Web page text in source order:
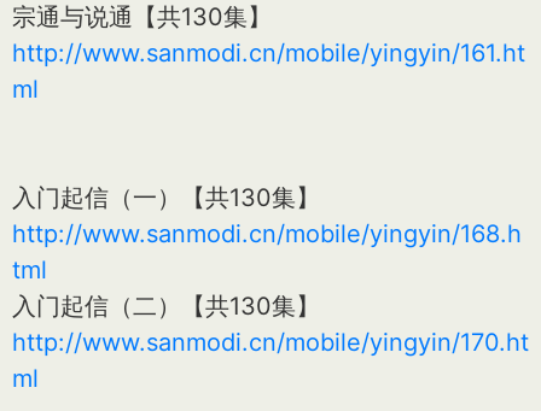
宗通与说通【共130集】
http://www.sanmodi.cn/mobile/yingyin/161.ht
ml
入门起信（一）【共130集】
http://www.sanmodi.cn/mobile/yingyin/168.h
tml
入门起信（二）【共130集】
http://www.sanmodi.cn/mobile/yingyin/170.ht
ml